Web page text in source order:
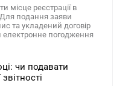
місце реєстрації в
подання заяви
та укладений договір
погодження
чи подавати